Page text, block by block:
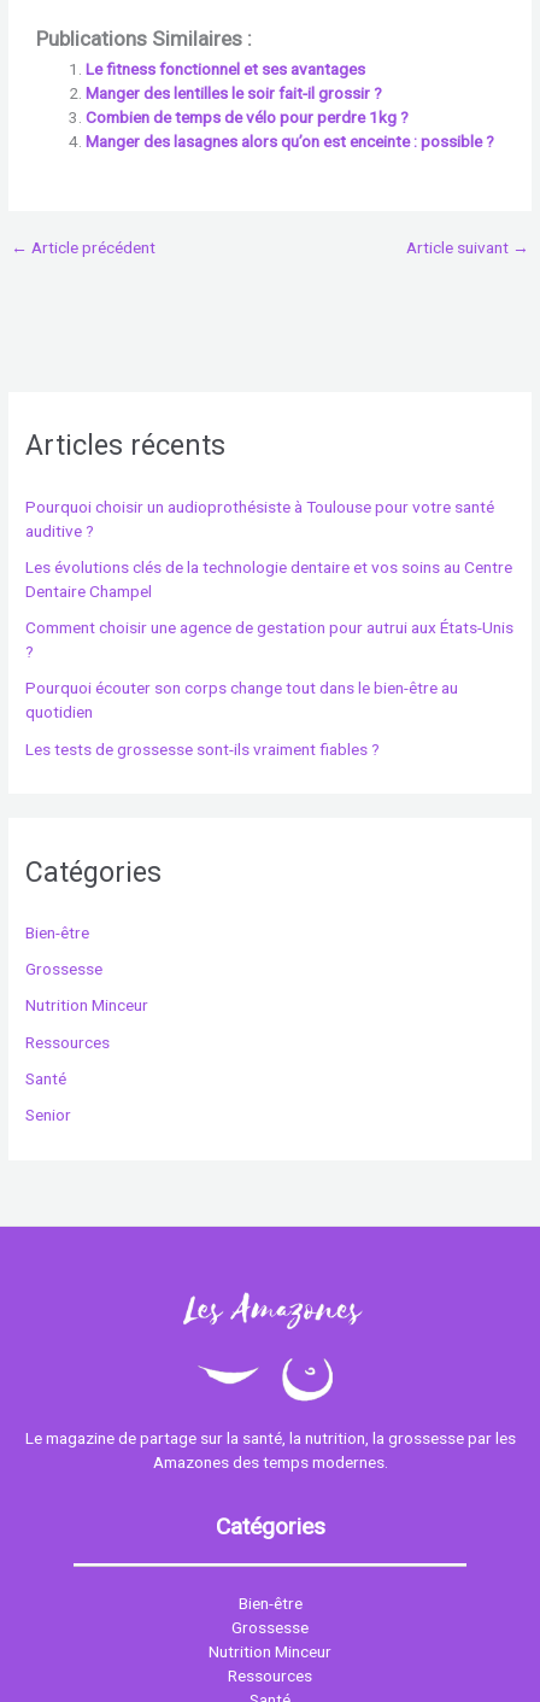
Publications Similaires :
Le fitness fonctionnel et ses avantages
Manger des lentilles le soir fait-il grossir ?
Combien de temps de vélo pour perdre 1kg ?
Manger des lasagnes alors qu’on est enceinte : possible ?
← Article précédent Article suivant →
Articles récents
Pourquoi choisir un audioprothésiste à Toulouse pour votre santé
auditive ?
Les évolutions clés de la technologie dentaire et vos soins au Centre
Dentaire Champel
Comment choisir une agence de gestation pour autrui aux États-Unis
?
Pourquoi écouter son corps change tout dans le bien-être au
quotidien
Les tests de grossesse sont-ils vraiment fiables ?
Catégories
Bien-être
Grossesse
Nutrition Minceur
Ressources
Santé
Senior
Le magazine de partage sur la santé, la nutrition, la grossesse par les
Amazones des temps modernes.
Catégories
Bien-être
Grossesse
Nutrition Minceur
Ressources